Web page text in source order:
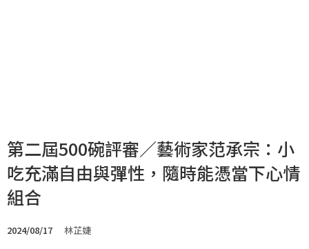
第二屆500碗評審／藝術家范承宗：小
吃充滿自由與彈性，隨時能憑當下心情
組合
2024/08/17 林芷婕